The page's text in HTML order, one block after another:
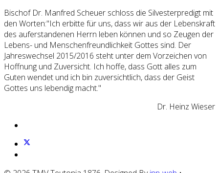
Bischof Dr. Manfred Scheuer schloss die Silvesterpredigt mit
den Worten:"Ich erbitte für uns, dass wir aus der Lebenskraft
des auferstandenen Herrn leben können und so Zeugen der
Lebens- und Menschenfreundlichkeit Gottes sind. Der
Jahreswechsel 2015/2016 steht unter dem Vorzeichen von
Hoffnung und Zuversicht. Ich hoffe, dass Gott alles zum
Guten wendet und ich bin zuversichtlich, dass der Geist
Gottes uns lebendig macht."
Dr. Heinz Wieser